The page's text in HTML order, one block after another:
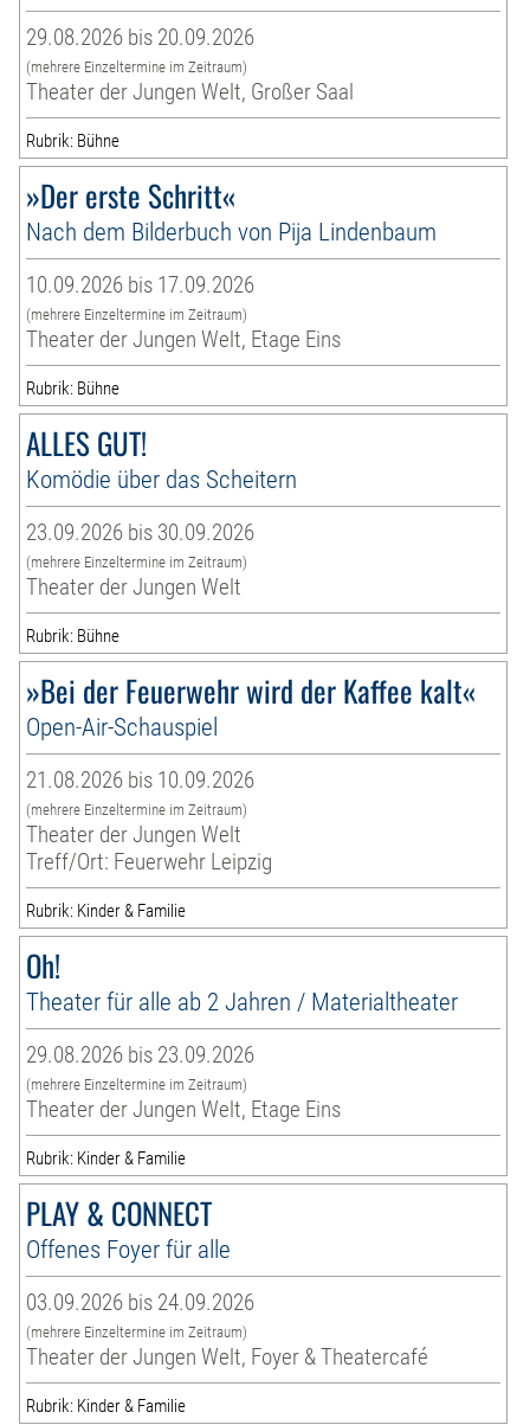
29.08.2026 bis 20.09.2026
(mehrere Einzeltermine im Zeitraum)
Theater der Jungen Welt, Großer Saal
Rubrik: Bühne
»Der erste Schritt«
Nach dem Bilderbuch von Pija Lindenbaum
10.09.2026 bis 17.09.2026
(mehrere Einzeltermine im Zeitraum)
Theater der Jungen Welt, Etage Eins
Rubrik: Bühne
ALLES GUT!
Komödie über das Scheitern
23.09.2026 bis 30.09.2026
(mehrere Einzeltermine im Zeitraum)
Theater der Jungen Welt
Rubrik: Bühne
»Bei der Feuerwehr wird der Kaffee kalt«
Open-Air-Schauspiel
21.08.2026 bis 10.09.2026
(mehrere Einzeltermine im Zeitraum)
Theater der Jungen Welt
Treff/Ort: Feuerwehr Leipzig
Rubrik: Kinder & Familie
Oh!
Theater für alle ab 2 Jahren / Materialtheater
29.08.2026 bis 23.09.2026
(mehrere Einzeltermine im Zeitraum)
Theater der Jungen Welt, Etage Eins
Rubrik: Kinder & Familie
PLAY & CONNECT
Offenes Foyer für alle
03.09.2026 bis 24.09.2026
(mehrere Einzeltermine im Zeitraum)
Theater der Jungen Welt, Foyer & Theatercafé
Rubrik: Kinder & Familie